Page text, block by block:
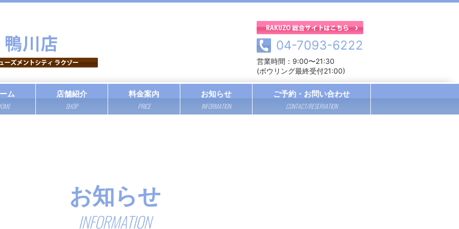
04-7093-6222
営業時間：9:00〜21:30
(ボウリング最終受付21:00)
ム 店舗紹介
SHOP
料金案内
PRICE
お知らせ
INFORMATION
ご予約・お問い合わせ
CONTACT/RESERVATION
お知らせ
INFORMATION